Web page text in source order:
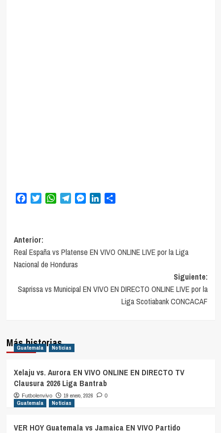
FacebookTwitterWhatsApp
TelegramMessenger
LinkedIn
Navegación
de
entradas
Anterior:
Real España vs Platense EN VIVO ONLINE LIVE por la Liga
Nacional de Honduras
Siguiente:
Saprissa vs Municipal EN VIVO EN DIRECTO ONLINE LIVE por la
Liga Scotiabank CONCACAF
Más historias
Guatemala Noticias
Xelaju vs. Aurora EN VIVO ONLINE EN DIRECTO TV
Clausura 2026 Liga Bantrab
Futbolenvivo 19 enero, 2026 0
Guatemala Noticias
VER HOY Guatemala vs Jamaica EN VIVO Partido